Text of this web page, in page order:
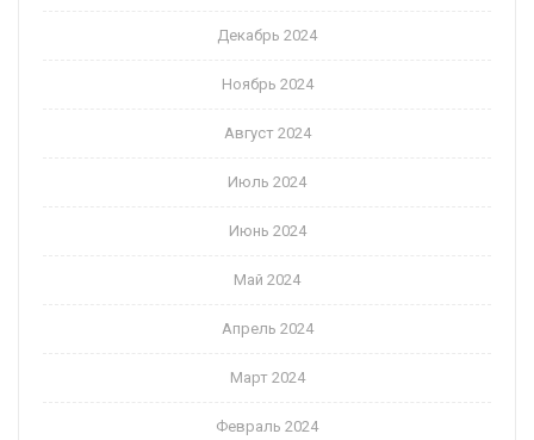
Декабрь 2024
Ноябрь 2024
Август 2024
Июль 2024
Июнь 2024
Май 2024
Апрель 2024
Март 2024
Февраль 2024